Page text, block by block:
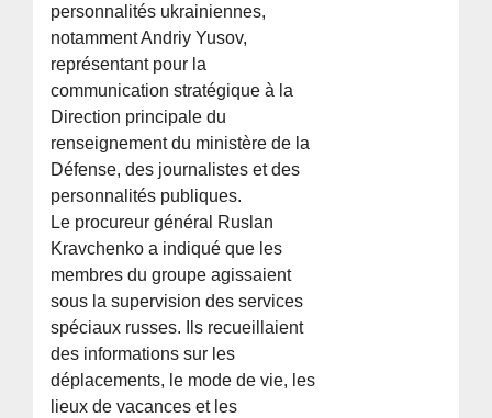
personnalités ukrainiennes,
notamment Andriy Yusov,
représentant pour la
communication stratégique à la
Direction principale du
renseignement du ministère de la
Défense, des journalistes et des
personnalités publiques.
Le procureur général Ruslan
Kravchenko a indiqué que les
membres du groupe agissaient
sous la supervision des services
spéciaux russes. Ils recueillaient
des informations sur les
déplacements, le mode de vie, les
lieux de vacances et les